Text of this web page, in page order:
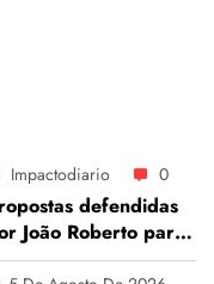
Impactodiario 0
defendidas
João Roberto para
são